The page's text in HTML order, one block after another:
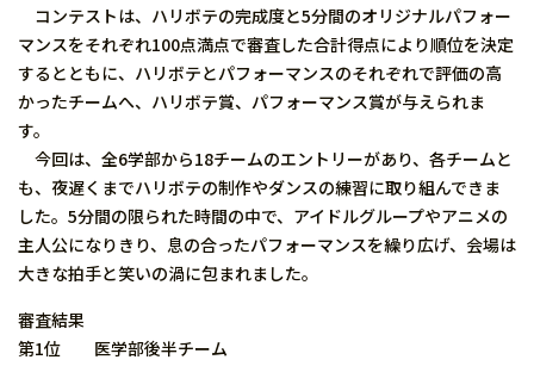
コンテストは、ハリボテの完成度と5分間のオリジナルパフォー
マンスをそれぞれ100点満点で審査した合計得点により順位を決定
するとともに、ハリボテとパフォーマンスのそれぞれで評価の高
かったチームへ、ハリボテ賞、パフォーマンス賞が与えられま
す。
今回は、全6学部から18チームのエントリーがあり、各チームと
も、夜遅くまでハリボテの制作やダンスの練習に取り組んできま
した。5分間の限られた時間の中で、アイドルグループやアニメの
主人公になりきり、息の合ったパフォーマンスを繰り広げ、会場は
大きな拍手と笑いの渦に包まれました。
審査結果
第1位 医学部後半チーム